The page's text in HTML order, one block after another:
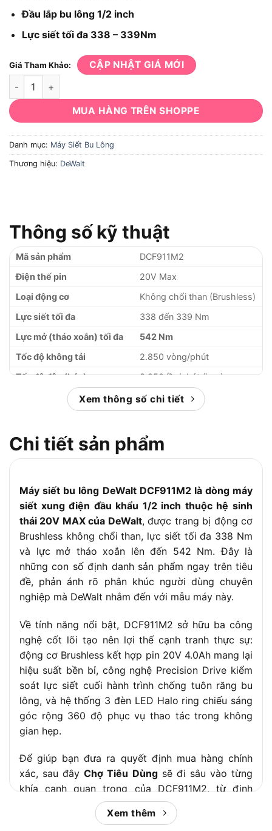
Đầu lắp bu lông 1/2 inch
Lực siết tối đa 338 – 339Nm
Giá Tham Khảo: CẬP NHẬT GIÁ MỚI
Máy Siết Bu Lông DeWalt DCF911M2 số lượng
MUA HÀNG TRÊN SHOPPE
Danh mục: Máy Siết Bu Lông
Thương hiệu: DeWalt
Thông số kỹ thuật
Mã sản phẩm
DCF911M2
Điện thế pin
20V Max
Loại động cơ
Không chổi than (Brushless)
Lực siết tối đa
338 đến 339 Nm
Lực mở (tháo xoắn) tối đa
542 Nm
Tốc độ không tải
2.850 vòng/phút
Tốc độ đập (búa)
3.250 lần/phút (ipm)
Kích thước đầu khẩu
1/2 inch
Trọng lượng thân máy
1,2 đến 1,4 kg
Pin đi kèm (bản M2)
2 viên 20V 4.0Ah
Phụ kiện kèm theo
Vali nhựa đựng máy
Xem thông số chi tiết
Chi tiết sản phẩm
Máy siết bu lông DeWalt DCF911M2 là dòng máy
siết xung điện đầu khẩu 1/2 inch thuộc hệ sinh
thái 20V MAX của DeWalt, được trang bị động cơ
Brushless không chổi than, lực siết tối đa 338 Nm
và lực mở tháo xoắn lên đến 542 Nm. Đây là
những con số định danh sản phẩm ngay trên tiêu
đề, phản ánh rõ phân khúc người dùng chuyên
nghiệp mà DeWalt nhắm đến với mẫu máy này.
Về tính năng nổi bật, DCF911M2 sở hữu ba công
nghệ cốt lõi tạo nên lợi thế cạnh tranh thực sự:
động cơ Brushless kết hợp pin 20V 4.0Ah mang lại
hiệu suất bền bỉ, công nghệ Precision Drive kiểm
soát lực siết cuối hành trình chống tuôn răng bu
lông, và hệ thống 3 đèn LED Halo ring chiếu sáng
góc rộng 360 độ phục vụ thao tác trong không
gian hẹp.
Để giúp bạn đưa ra quyết định mua hàng chính
xác, sau đâyChợ Tiêu Dùngsẽ đi sâu vào từng
khía cạnh quan trọng của DCF911M2, từ định
nghĩa sản phẩm, bảng thông số kỹ thuật đầy đủ,
các tính năng nổi bật, đối tượng phù hợp, đến so
Xem thêm